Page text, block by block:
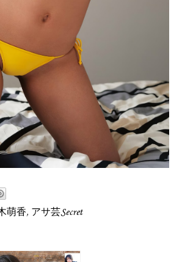
萌香, アサ芸Secret